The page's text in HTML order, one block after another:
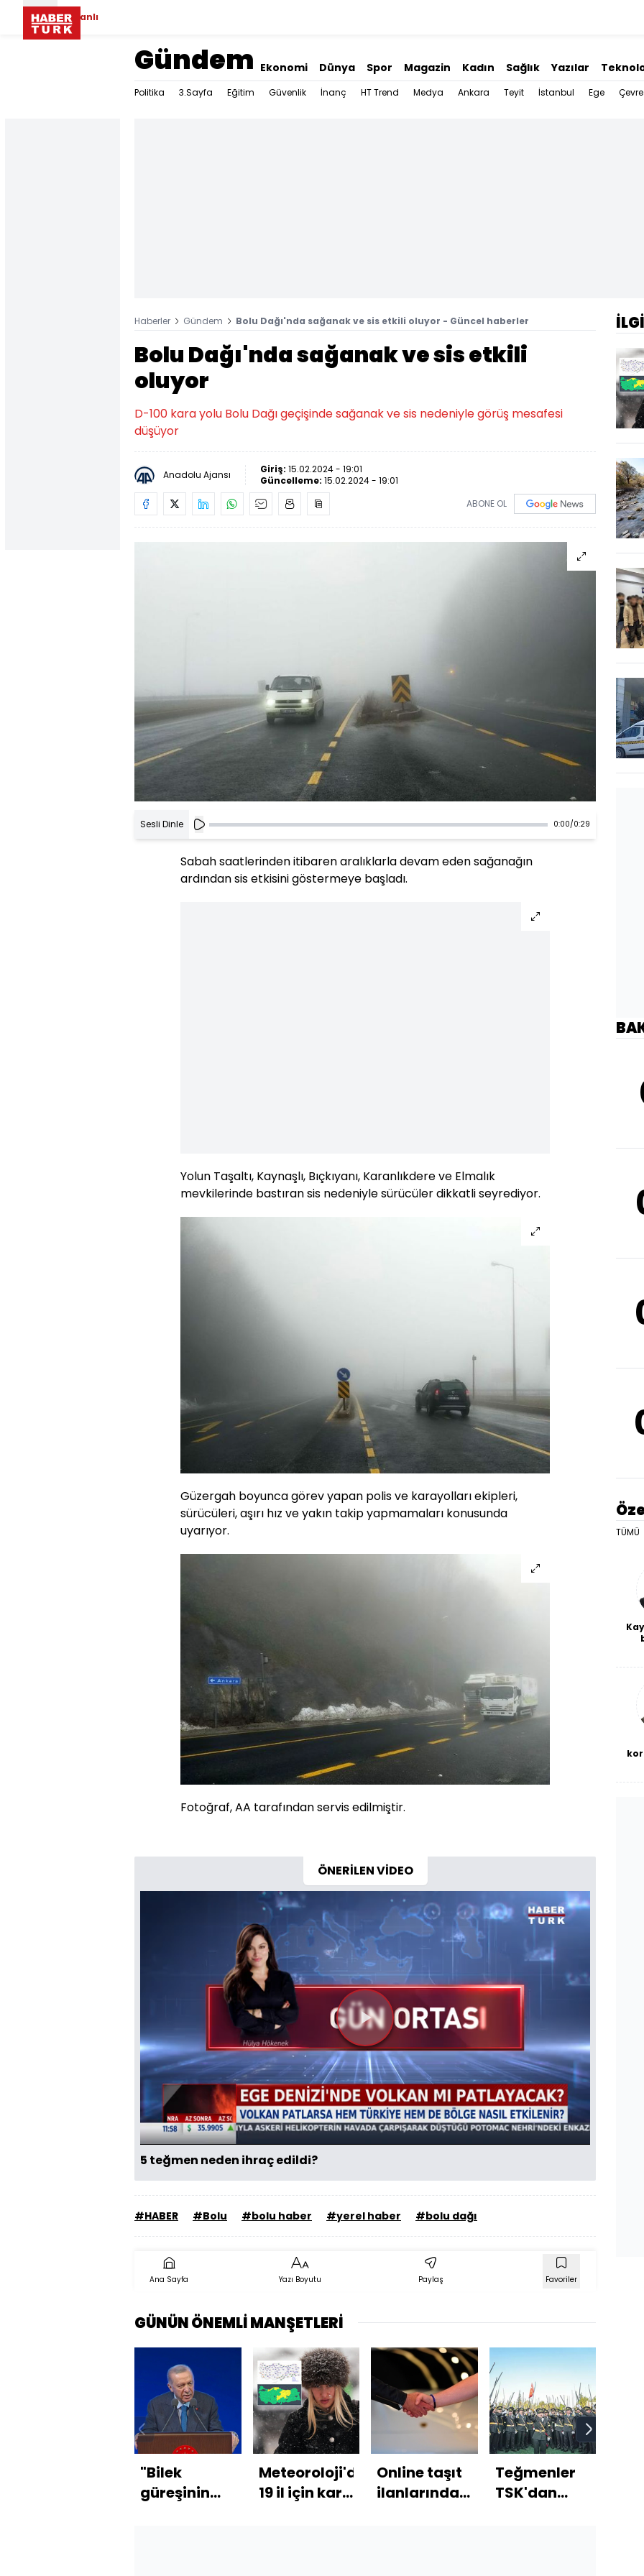
Canlı
Gündem Ekonomi Dünya Spor Magazin Kadın Sağlık Yazılar
Politika 3.Sayfa Eğitim Güvenlik İnanç HT Trend Medya Ankara Teyit İstanbul Ege Çevre
Haberler Gündem Bolu Dağı'nda sağanak ve sis etkili oluyor - Güncel haberler
Bolu Dağı'nda sağanak ve sis etkili
oluyor
D-100 kara yolu Bolu Dağı geçişinde sağanak ve sis nedeniyle görüş mesafesi
düşüyor
Anadolu Ajansı Giriş: 15.02.2024 - 19:01
Güncelleme: 15.02.2024 - 19:01
ABONE OL
Sesli Dinle 0:00/0:29
Sabah saatlerinden itibaren aralıklarla devam eden sağanağın
ardından sis etkisini göstermeye başladı.
Yolun Taşaltı, Kaynaşlı, Bıçkıyanı, Karanlıkdere ve Elmalık
mevkilerinde bastıran sis nedeniyle sürücüler dikkatli seyrediyor.
Güzergah boyunca görev yapan polis ve karayolları ekipleri,
sürücüleri, aşırı hız ve yakın takip yapmamaları konusunda
uyarıyor.
Fotoğraf, AA tarafından servis edilmiştir.
ÖNERİLEN VİDEO
Videoyu
Oynat
5 teğmen neden ihraç edildi?
#HABER #Bolu #bolu haber #yerel haber #bolu dağı
Ana Sayfa Yazı Boyutu Paylaş Favoriler
GÜNÜN ÖNEMLİ MANŞETLERİ
"Bilek
güreşinin
Meteoroloji'den
19 il için kar
Online taşıt
ilanlarında
Teğmenler
TSK'dan
TÜMÜ